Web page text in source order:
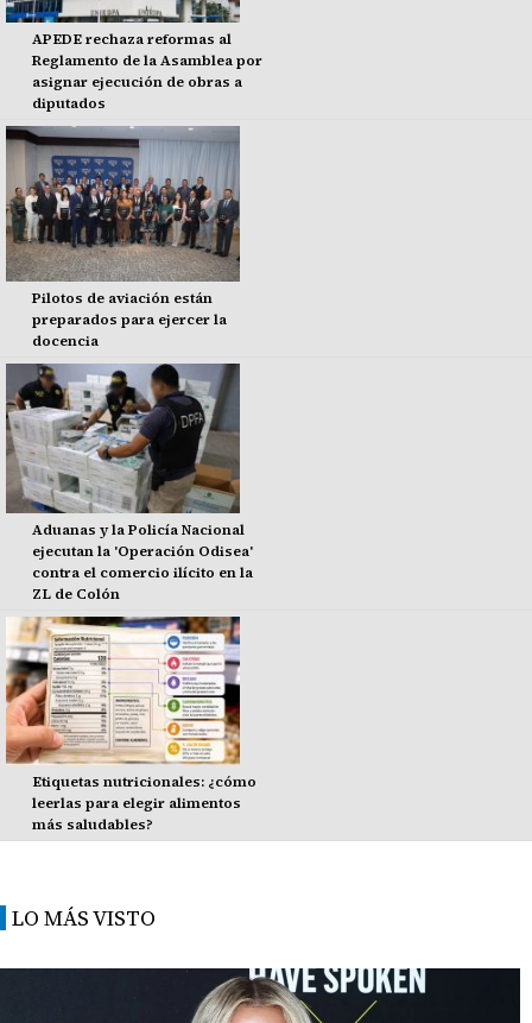
APEDE rechaza reformas al
Reglamento de la Asamblea por
asignar ejecución de obras a
diputados
Pilotos de aviación están
preparados para ejercer la
docencia
Aduanas y la Policía Nacional
ejecutan la 'Operación Odisea'
contra el comercio ilícito en la
ZL de Colón
Etiquetas nutricionales: ¿cómo
leerlas para elegir alimentos
más saludables?
LO MÁS VISTO